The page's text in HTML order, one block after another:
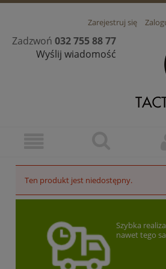
Zarejestruj się
Zadzwoń 032 755 88 77
Wyślij wiadomość
Ten produkt jest niedostępny.
Szybka
nawet tego